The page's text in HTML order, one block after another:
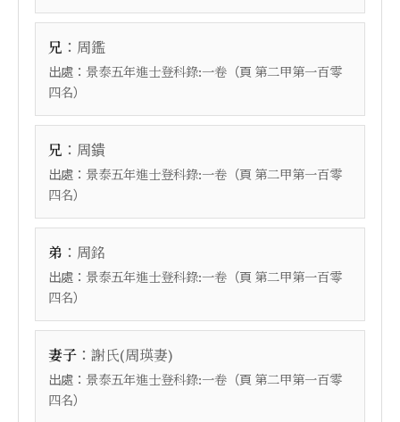
兄 ： 周鑑
出處： 景泰五年進士登科錄:一卷 （頁 第二甲第一百零
四名）
兄 ： 周鐀
出處： 景泰五年進士登科錄:一卷 （頁 第二甲第一百零
四名）
弟 ： 周銘
出處： 景泰五年進士登科錄:一卷 （頁 第二甲第一百零
四名）
妻子 ： 謝氏(周瑛妻)
出處： 景泰五年進士登科錄:一卷 （頁 第二甲第一百零
四名）